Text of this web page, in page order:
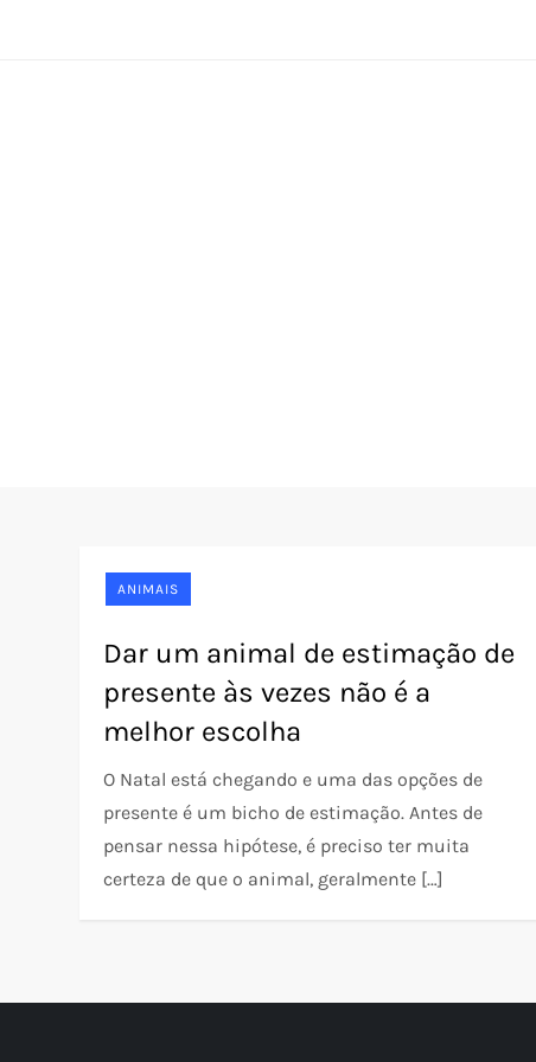
ANIMAIS
Dar um animal de estimação de
presente às vezes não é a
melhor escolha
O Natal está chegando e uma das opções de
presente é um bicho de estimação. Antes de
pensar nessa hipótese, é preciso ter muita
certeza de que o animal, geralmente […]